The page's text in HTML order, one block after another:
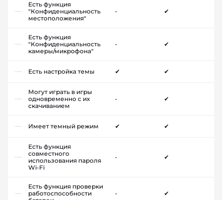
Есть функция
"Конфиденциальность
местоположения"
- ✔
Есть функция
"Конфиденциальность
камеры/микрофона"
- ✔
Есть настройка темы ✔ ✔
Могут играть в игры
одновременно с их
скачиванием
- ✔
Имеет темный режим ✔ ✔
Есть функция
совместного
использования пароля
Wi-Fi
- ✔
Есть функция проверки
работоспособности
- ✔